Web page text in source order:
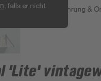
, falls er nicht
/ Aufbewahrung &
'Lite'